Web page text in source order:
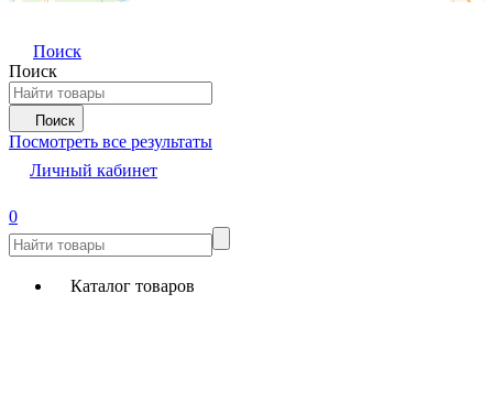
Поиск
Поиск
Поиск
Посмотреть все результаты
Личный кабинет
0
Каталог товаров